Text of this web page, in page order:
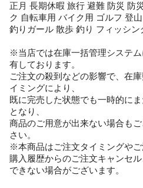
正月 長期休暇 旅行 避難 防災 防
ク 自転車用 バイク用 ゴルフ 登
釣りガール 散歩 釣り フィッシ
※当店では在庫一括管理システ
有しております。
ご注文の殺到などの影響で、在
イミングにより、
既に完売した状態でも一時的に
となり、
商品のご用意が出来ない場合も
さい。
※本商品はご注文タイミングやご
購入履歴からのご注文キャンセ
できない場合がございます。